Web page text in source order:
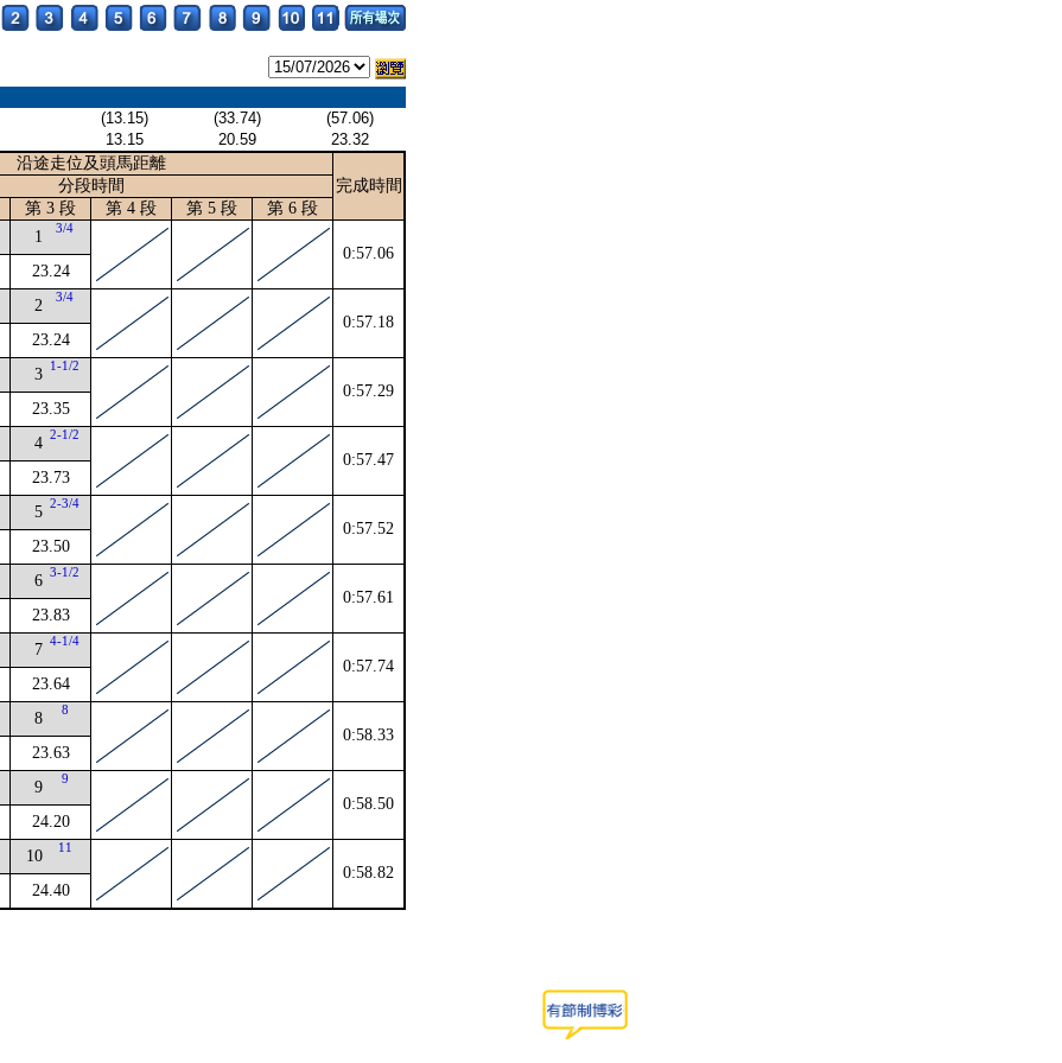
(13.15) (33.74)
(57.06)
13.15 20.59
23.32
沿途走位及頭馬距離
完成時間
分段時間
第 3 段 第 4 段 第 5 段 第 6 段
1 3/4
23.24
0:57.06
2 3/4
23.24
0:57.18
3 1-1/2
23.35
0:57.29
4 2-1/2
23.73
0:57.47
5 2-3/4
23.50
0:57.52
6 3-1/2
23.83
0:57.61
7 4-1/4
23.64
0:57.74
8 8
23.63
0:58.33
9 9
24.20
0:58.50
10 11
24.40
0:58.82